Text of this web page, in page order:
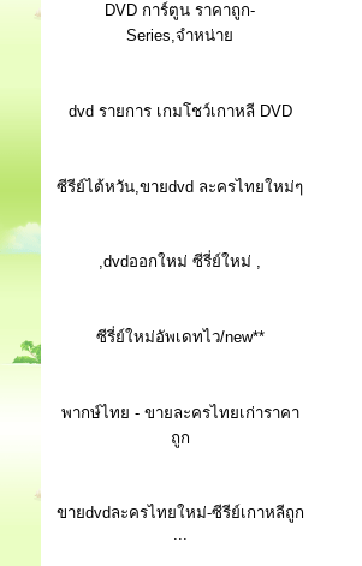
DVD การ์ตูน ราคาถูก-
Series,จำหน่าย
dvd รายการ เกมโชว์เกาหลี DVD
ซีรีย์ไต้หวัน,ขายdvd ละครไทยใหม่ๆ
,dvdออกใหม่ ซีรี่ย์ใหม่ ,
ซีรี่ย์ใหม่อัพเดทไว/new**
พากษ์ไทย - ขายละครไทยเก่าราคา
ถูก
ขายdvdละครไทยใหม่-ซีรีย์เกาหลีถูก
...